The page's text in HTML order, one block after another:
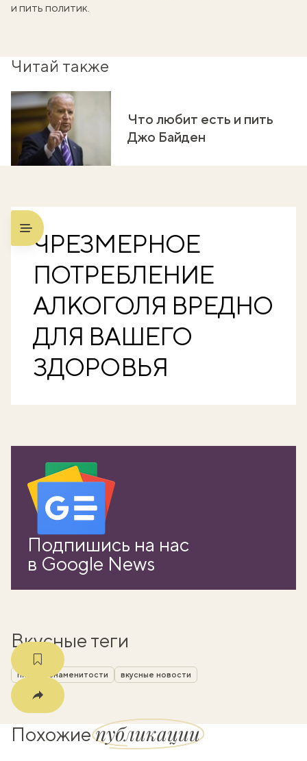
и пить политик
Читай также
Что любит есть и пить
Джо Байден
ЧРЕЗМЕРНОЕ
ПОТРЕБЛЕНИЕ
АЛКОГОЛЯ ВРЕДНО
ДЛЯ ВАШЕГО
ЗДОРОВЬЯ
Подпишись на нас
в Google News
Вкусные теги
пиво знаменитости вкусные новости
Похожиепубликации